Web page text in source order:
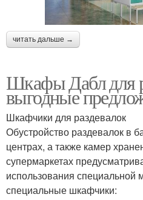
читать дальше →
Шкафы Дабл для
выгодные
Шкафчики для раздевалок
Обустройство раздевалок в
центрах, а также камер
супермаркетах
использования специальной
специальные шкафчики: